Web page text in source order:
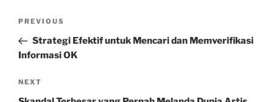
Previous
Post
PREVIOUS
Strategi Efektif untuk Mencari dan Memverifikasi
Informasi OK
Next
Post
NEXT